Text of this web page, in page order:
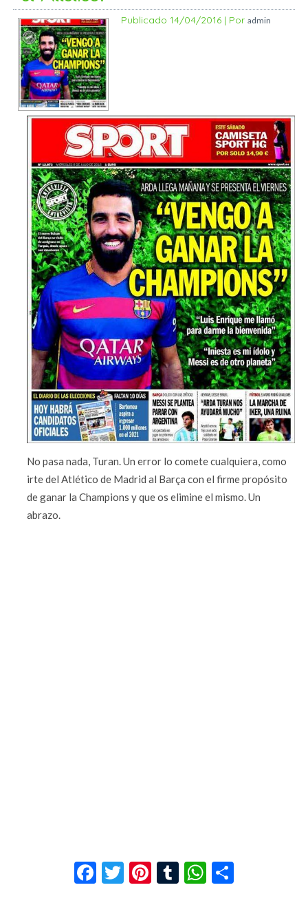
Publicado 14/04/2016 | Por admin
No pasa nada, Turan. Un error lo comete cualquiera, como
irte del Atlético de Madrid al Barça con el firme propósito
de ganar la Champions y que os elimine el mismo. Un
abrazo.
Facebook
Twitter
Pinterest
TumblrWhatsApp